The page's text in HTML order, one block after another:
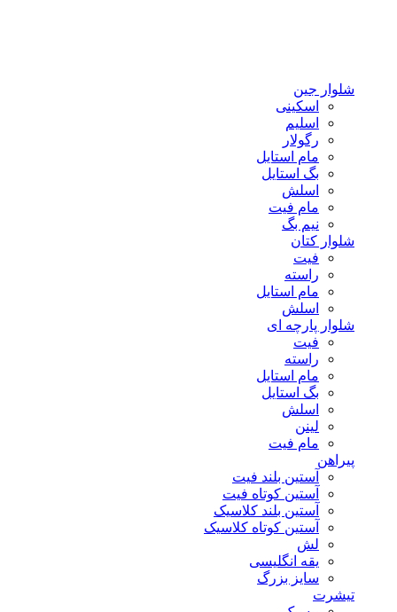
شلوار جین
اسکینی
اسلیم
رگولار
مام استایل
بگ استایل
اسلش
مام فیت
نیم بگ
شلوار کتان
فیت
راسته
مام استایل
اسلش
شلوار پارچه ای
فیت
راسته
مام استایل
بگ استایل
اسلش
لینن
مام فیت
پیراهن
آستین بلند فیت
آستین کوتاه فیت
آستین بلند کلاسیک
آستین کوتاه کلاسیک
لش
یقه انگلیسی
سایز بزرگ
تیشرت